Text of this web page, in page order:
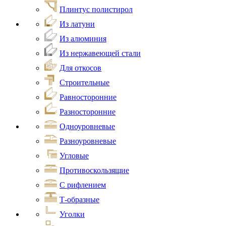
Плинтус полистирол
Из латуни
Из алюминия
Из нержавеющей стали
Для откосов
Строительные
Равносторонние
Разносторонние
Одноуровневые
Разноуровневые
Угловые
Противоскользящие
С рифлением
Т-образные
Уголки